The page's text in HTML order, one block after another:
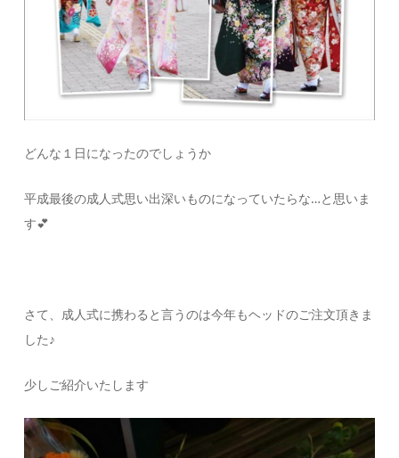
どんな１日になったのでしょうか
平成最後の成人式思い出深いものになっていたらな…と思いま
す💕
さて、成人式に携わると言うのは今年もヘッドのご注文頂きま
した♪
少しご紹介いたします